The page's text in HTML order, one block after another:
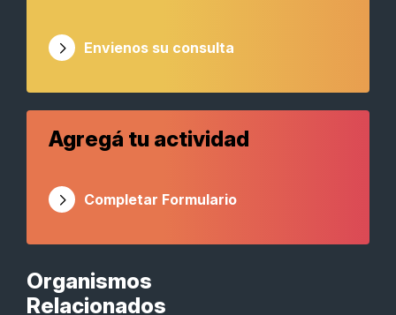
Organismos
Relacionados
Envienos su consulta
Agregá tu actividad
Completar Formulario